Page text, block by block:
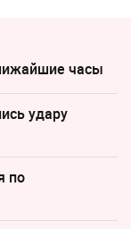
часы
удару
по